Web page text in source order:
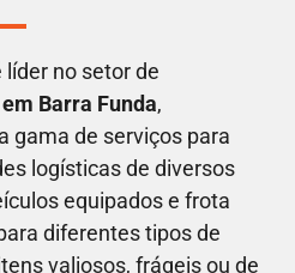
líder no setor de
Barra Funda,
gama de serviços para
logísticas de diversos
equipados e frota
diferentes tipos de
valiosos, frágeis ou de